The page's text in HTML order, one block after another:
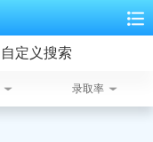
自定义搜索
录取率